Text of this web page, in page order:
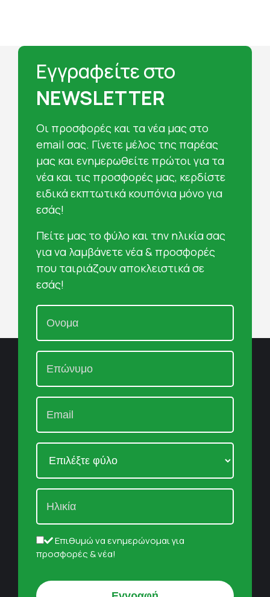
Εγγραφείτε στο
NEWSLETTER
Oι προσφορές και τα νέα μας στο
email σας. Γίνετε μέλος της παρέας
μας και ενημερωθείτε πρώτοι για τα
νέα και τις προσφορές μας, κερδίστε
ειδικά εκπτωτικά κουπόνια μόνο για
εσάς!
Πείτε μας το φύλο και την ηλικία σας
για να λαμβάνετε νέα & προσφορές
που ταιριάζουν αποκλειστικά σε
εσάς!
Επιθυμώ να ενημερώνομαι για
προσφορές & νέα!